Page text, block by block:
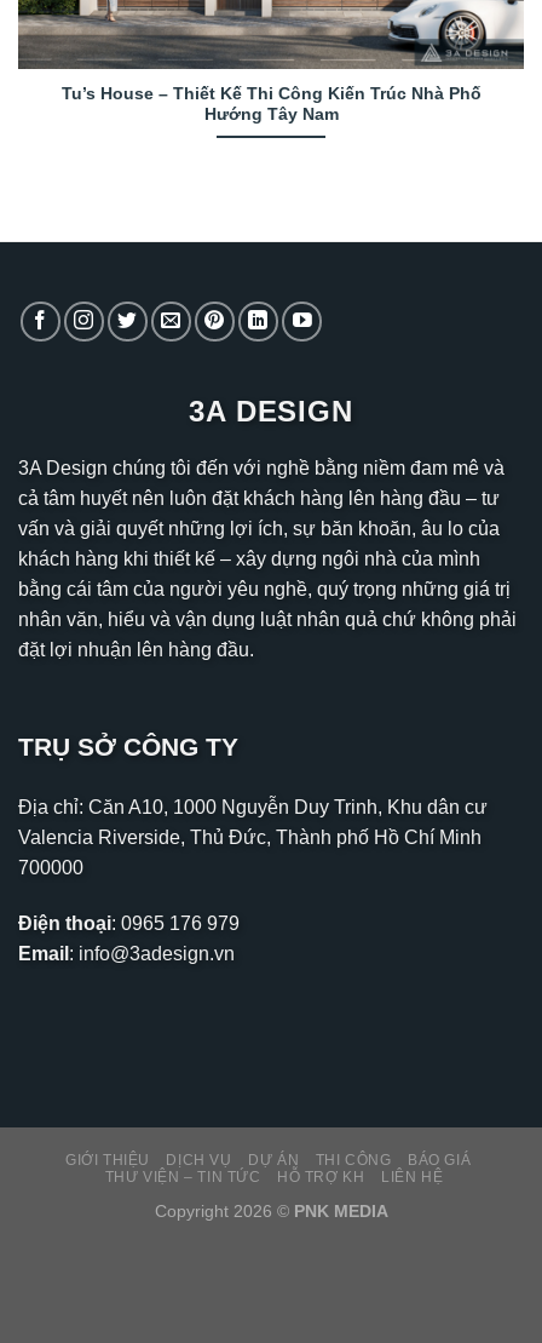
Tu’s House – Thiết Kế Thi Công Kiến Trúc Nhà Phố
Hướng Tây Nam
3A DESIGN
3A Design chúng tôi đến với nghề bằng niềm đam mê và
cả tâm huyết nên luôn đặt khách hàng lên hàng đầu – tư
vấn và giải quyết những lợi ích, sự băn khoăn, âu lo của
khách hàng khi thiết kế – xây dựng ngôi nhà của mình
bằng cái tâm của người yêu nghề, quý trọng những giá trị
nhân văn, hiểu và vận dụng luật nhân quả chứ không phải
đặt lợi nhuận lên hàng đầu.
TRỤ SỞ CÔNG TY
Địa chỉ: Căn A10, 1000 Nguyễn Duy Trinh, Khu dân cư
Valencia Riverside, Thủ Đức, Thành phố Hồ Chí Minh
700000
Điện thoại: 0965 176 979
Email : info@3adesign.vn
GIỚI THIỆU DỊCH VỤ DỰ ÁN THI CÔNG
BÁO GIÁ
THƯ VIỆN – TIN TỨC
HỖ TRỢ KH LIÊN HỆ
Copyright 2026 © PNK MEDIA